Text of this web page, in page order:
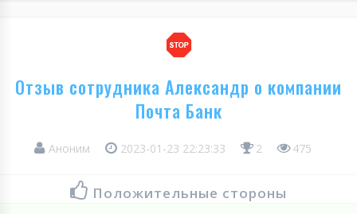
Отзыв сотрудника Александр о компании
Почта Банк
Аноним 2023-01-23 22:23:33 2 475
Положительные стороны